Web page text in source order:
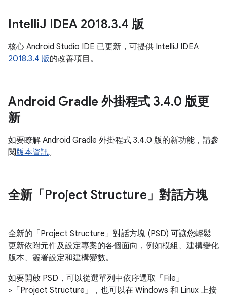
IntelliJ IDEA 2018.3.4 版
核心 Android Studio IDE 已更新，可提供 IntelliJ IDEA
2018.3.4 版的改善項目。
Android Gradle 外掛程式 3.4.0 版更
新
如要瞭解 Android Gradle 外掛程式 3.4.0 版的新功能，請參
閱版本資訊。
全新「Project Structure」對話方塊
全新的「Project Structure」對話方塊 (PSD) 可讓您輕鬆
更新依附元件及設定專案的各個面向，例如模組、建構變化
版本、簽署設定和建構變數。
如要開啟 PSD，可以從選單列中依序選取「File」
>「Project Structure」
，也可以在 Windows 和 Linux 上按